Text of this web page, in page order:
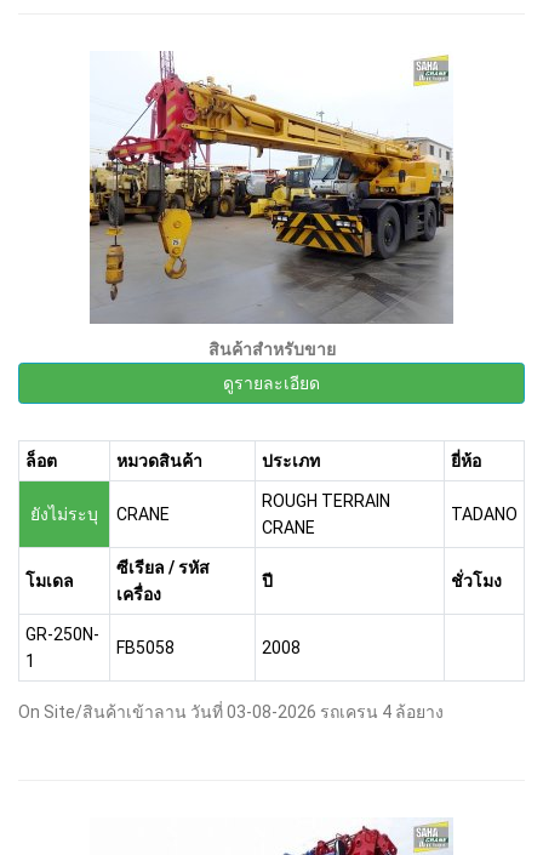
สินค้าสำหรับขาย
ดูรายละเอียด
ล็อต หมวดสินค้า ประเภท ยี่ห้อ
ยังไม่ระบุ CRANE
ROUGH TERRAIN
CRANE
TADANO
โมเดล
ซีเรียล / รหัส
เครื่อง
ปี ชั่วโมง
GR-250N-
1
FB5058 2008
On Site/สินค้าเข้าลาน วันที่ 03-08-2026 รถเครน 4 ล้อยาง